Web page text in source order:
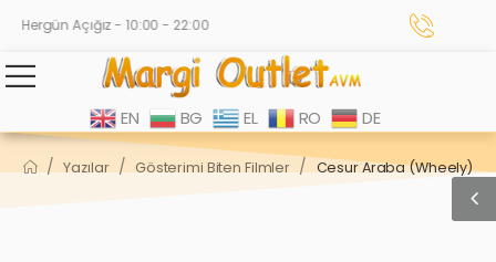
Hergün Açığız - 10:00 - 22:00
EN BG EL RO DE
/ Yazılar / Gösterimi Biten Filmler / Cesur Araba (Wheely)